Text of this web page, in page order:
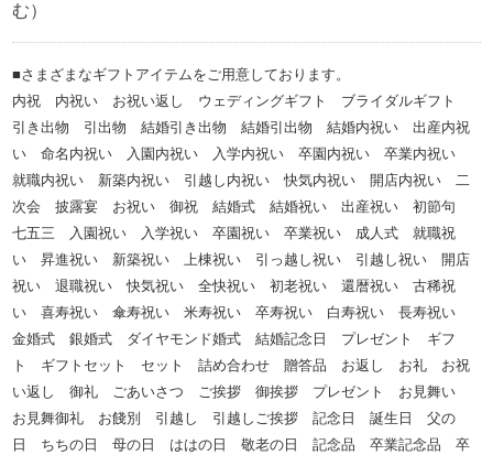
む）
■さまざまなギフトアイテムをご用意しております。
内祝 内祝い お祝い返し ウェディングギフト ブライダルギフト
引き出物 引出物 結婚引き出物 結婚引出物 結婚内祝い 出産内祝
い 命名内祝い 入園内祝い 入学内祝い 卒園内祝い 卒業内祝い
就職内祝い 新築内祝い 引越し内祝い 快気内祝い 開店内祝い 二
次会 披露宴 お祝い 御祝 結婚式 結婚祝い 出産祝い 初節句
七五三 入園祝い 入学祝い 卒園祝い 卒業祝い 成人式 就職祝
い 昇進祝い 新築祝い 上棟祝い 引っ越し祝い 引越し祝い 開店
祝い 退職祝い 快気祝い 全快祝い 初老祝い 還暦祝い 古稀祝
い 喜寿祝い 傘寿祝い 米寿祝い 卒寿祝い 白寿祝い 長寿祝い
金婚式 銀婚式 ダイヤモンド婚式 結婚記念日 プレゼント ギフ
ト ギフトセット セット 詰め合わせ 贈答品 お返し お礼 お祝
い返し 御礼 ごあいさつ ご挨拶 御挨拶 プレゼント お見舞い
お見舞御礼 お餞別 引越し 引越しご挨拶 記念日 誕生日 父の
日 ちちの日 母の日 ははの日 敬老の日 記念品 卒業記念品 卒